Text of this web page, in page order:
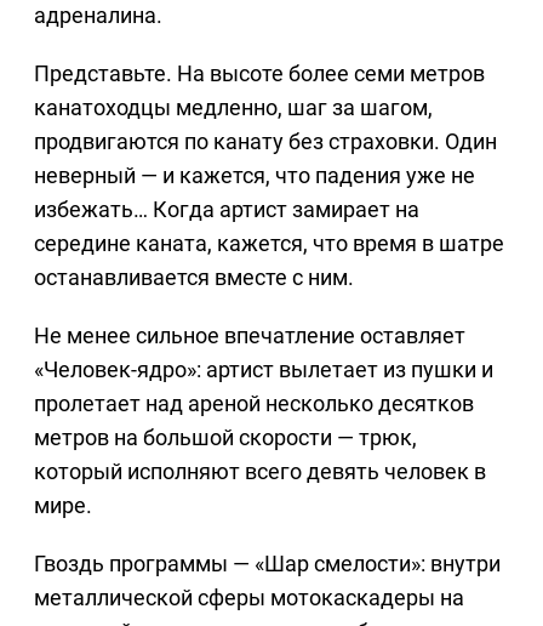
адреналина.
Представьте. На высоте более семи метров
канатоходцы медленно, шаг за шагом,
продвигаются по канату без страховки. Один
неверный — и кажется, что падения уже не
избежать… Когда артист замирает на
середине каната, кажется, что время в шатре
останавливается вместе с ним.
Не менее сильное впечатление оставляет
«Человек-ядро»: артист вылетает из пушки и
пролетает над ареной несколько десятков
метров на большой скорости — трюк,
который исполняют всего девять человек в
мире.
Гвоздь программы — «Шар смелости»: внутри
металлической сферы мотокаскадеры на